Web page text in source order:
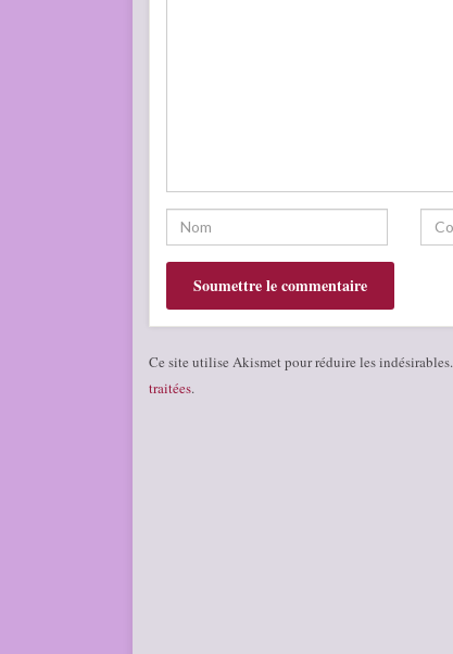
Ce site utilise Akismet pour réduire les indésirables.
traitées.